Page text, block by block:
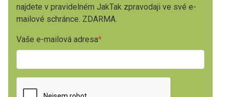
najdete v pravidelném JakTak zpravodaji ve své e-
mailové schránce. ZDARMA.
Vaše e-mailová adresa